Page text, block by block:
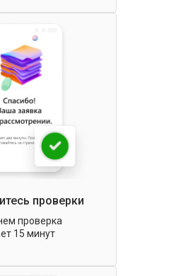
проверки
проверка
15 минут